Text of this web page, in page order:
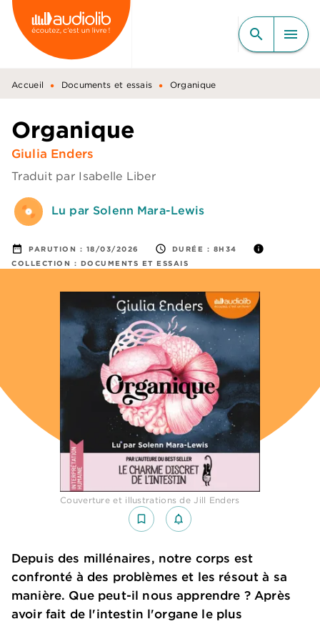
MENU RECHERCHE
CONTENU
PIED DE PAGE
search menu
Accueil • Documents et essais • Organique
Organique
Giulia Enders
Traduit par Isabelle Liber
Lu par Solenn Mara-Lewis
date_range PARUTION : 18/03/2026 access_time DURÉE : 8H34 info
COLLECTION : DOCUMENTS ET ESSAIS
Couverture et illustrations de Jill Enders
bookmark_border notifications_none_outlined
Depuis des millénaires, notre corps est
confronté à des problèmes et les résout à sa
manière. Que peut-il nous apprendre ? Après
avoir fait de l'intestin l'organe le plus